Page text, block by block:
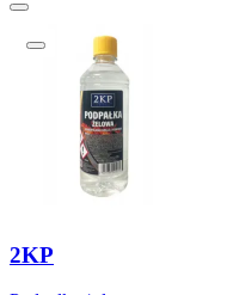
2KP